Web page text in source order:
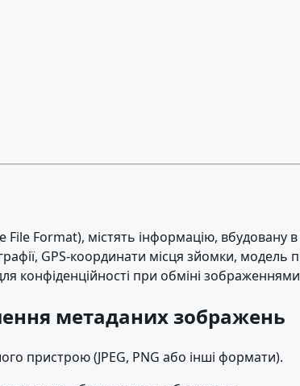
Format), містять інформацію,
GPS-координати місця зйомки, модель
конфіденційності при обміні зображеннями
метаданих зображень
пристрою (JPEG, PNG або інші формати).